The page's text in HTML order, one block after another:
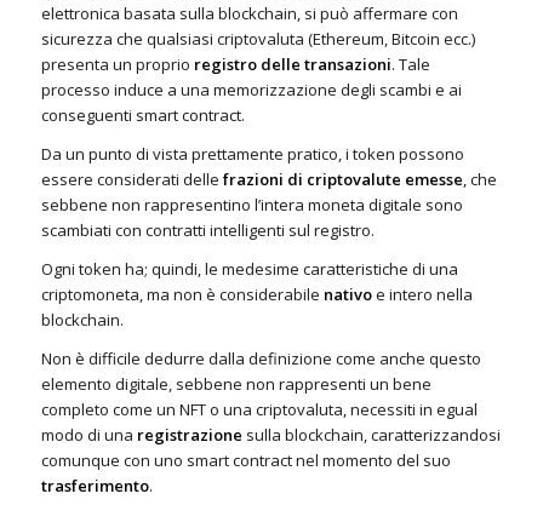
elettronica basata sulla blockchain, si può affermare con
sicurezza che qualsiasi criptovaluta (Ethereum, Bitcoin ecc.)
presenta un proprio registro delle transazioni. Tale
processo induce a una memorizzazione degli scambi e ai
conseguenti smart contract.
Da un punto di vista prettamente pratico, i token possono
essere considerati delle frazioni di criptovalute emesse, che
sebbene non rappresentino l’intera moneta digitale sono
scambiati con contratti intelligenti sul registro.
Ogni token ha; quindi, le medesime caratteristiche di una
criptomoneta, ma non è considerabile nativoe intero nella
blockchain.
Non è difficile dedurre dalla definizione come anche questo
elemento digitale, sebbene non rappresenti un bene
completo come un NFT o una criptovaluta, necessiti in egual
modo di una registrazione sulla blockchain, caratterizzandosi
comunque con uno smart contract nel momento del suo
trasferimento.